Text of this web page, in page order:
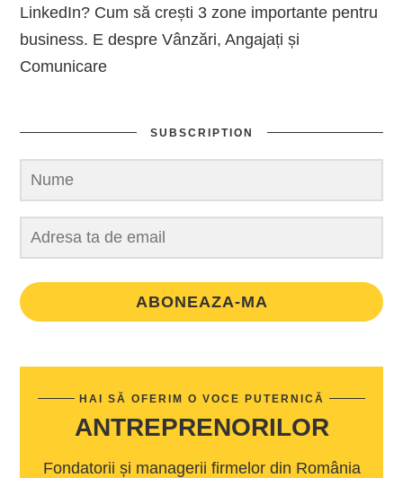
LinkedIn? Cum să crești 3 zone importante pentru
business. E despre Vânzări, Angajați și
Comunicare
SUBSCRIPTION
ABONEAZA-MA
HAI SĂ OFERIM O VOCE PUTERNICĂ
ANTREPRENORILOR
Fondatorii și managerii firmelor din România